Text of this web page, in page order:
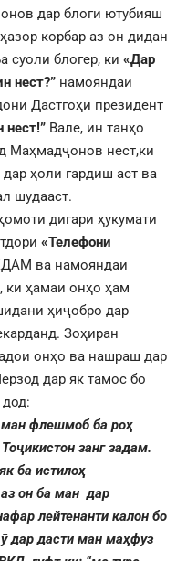
дар блоги ютубияш
корбар аз он дидан
суоли блогер, ки «Дар
нест?” намояндаи
Дастгоҳи президент
нест!” Вале, ин танҳо
Маҳмадҷонов нест,ки
ҳоли гардиш аст ва
шудааст.
дигари ҳукумати
«Телефони
ва намояндаи
ки ҳамаи онҳо ҳам
ҳиҷобро дар
Зоҳиран
онҳо ва нашраш дар
дар як тамос бо
ман флешмоб ба роҳ
занг задам.
ба истилоҳ
он ба ман дар
лейтенанти калон бо
дар дасти ман маҳфуз